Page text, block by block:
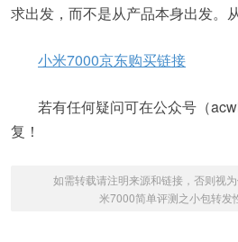
求出发，而不是从产品本身出发。
小米7000京东购买链接
若有任何疑问可在公众号（
复！
如需转载请注明来源和链接，否则视为
米7000简单评测之小包转发